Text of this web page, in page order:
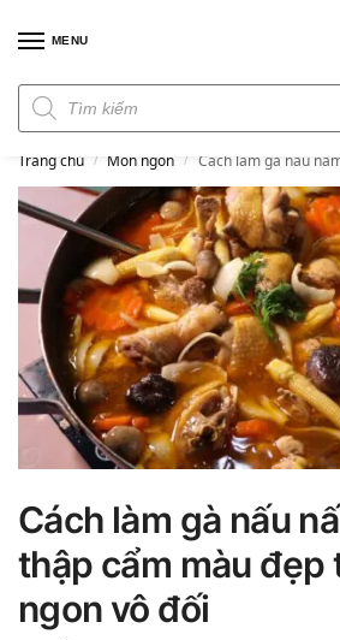
MENU
Trang chủ / Món ngon / Cách làm gà nấu nấm đông cô
Cách làm gà nấu
thập cẩm màu đẹp
ngon vô đối